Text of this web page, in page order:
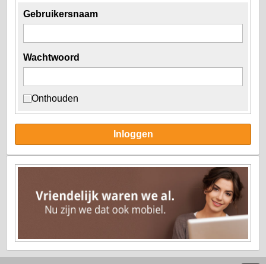
Gebruikersnaam
Wachtwoord
Onthouden
Inloggen